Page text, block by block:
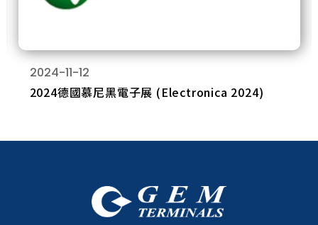
2024-11-12
2024德國慕尼黑電子展 (Electronica 2024)